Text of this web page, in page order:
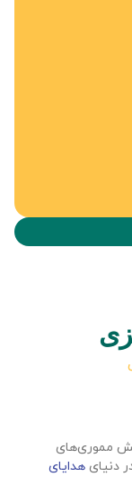
مموری‌های
دنیای هدایای